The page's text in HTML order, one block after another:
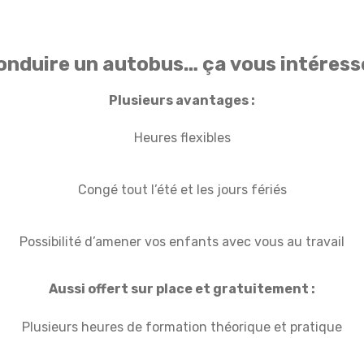
un autobus… ça vous
Plusieurs avantages :
Heures flexibles
Congé tout l’été et les jours fériés
Possibilité d’amener vos enfants avec vous au travail
Aussi offert sur place et gratuitement :
Plusieurs heures de formation théorique et pratique